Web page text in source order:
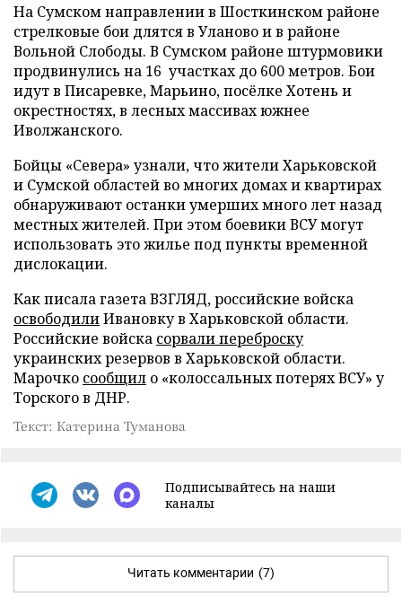
На Сумском направлении в Шосткинском районе
стрелковые бои длятся в Уланово и в районе
Вольной Слободы. В Сумском районе штурмовики
продвинулись на 16 участках до 600 метров. Бои
идут в Писаревке, Марьино, посёлке Хотень и
окрестностях, в лесных массивах южнее
Иволжанского.
Бойцы «Севера» узнали, что жители Харьковской
и Сумской областей во многих домах и квартирах
обнаруживают останки умерших много лет назад
местных жителей. При этом боевики ВСУ могут
использовать это жилье под пункты временной
дислокации.
Как писала газета ВЗГЛЯД, российские войска
освободилиИвановку в Харьковской области.
Российские войска сорвали переброску
украинских резервов в Харьковской области.
Марочко сообщил о «колоссальных потерях ВСУ» у
Торского в ДНР.
Текст: Катерина Туманова
Подписывайтесь на наши
каналы
Читать комментарии (7)